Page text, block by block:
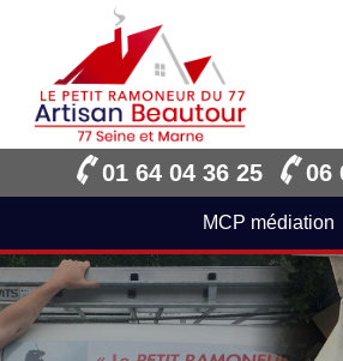
01 64 04 36 25 06
MCP médiation